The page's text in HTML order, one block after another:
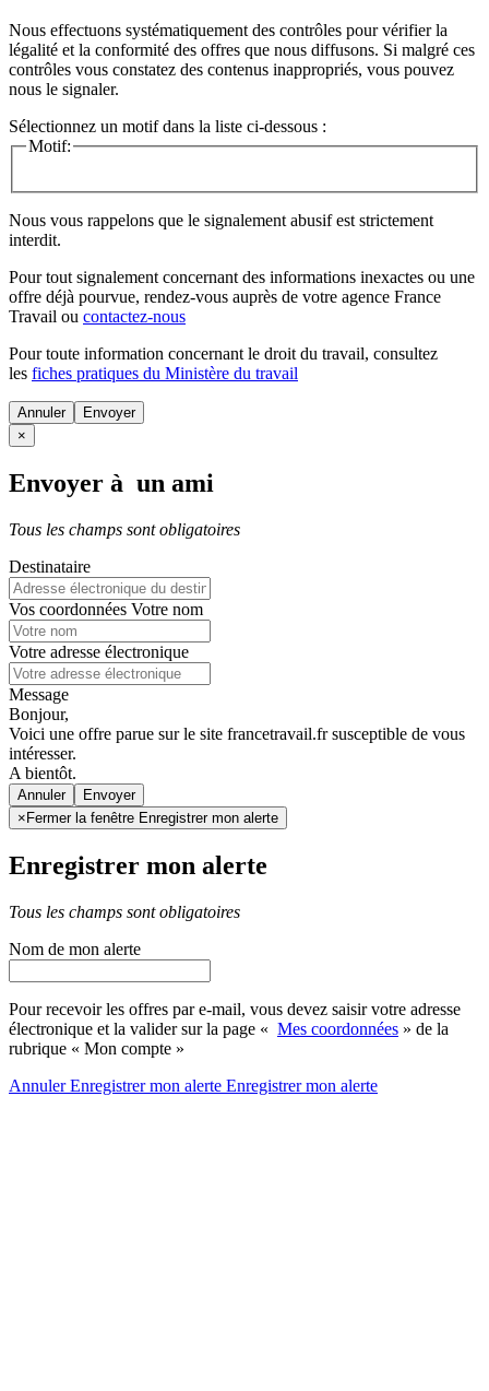
Nous effectuons systématiquement des contrôles pour vérifier la
légalité et la conformité des offres que nous diffusons. Si malgré ces
contrôles vous constatez des contenus inappropriés, vous pouvez
nous le signaler.
Sélectionnez un motif dans la liste ci-dessous :
Motif:
Nous vous rappelons que le signalement abusif est strictement
interdit.
Pour tout signalement concernant des informations inexactes ou une
offre déjà pourvue, rendez-vous auprès de votre agence France
Travail ou contactez-nous
Pour toute information concernant le droit du travail, consultez
les fiches pratiques du Ministère du travail
Annuler
×
Envoyer à un ami
Tous les champs sont obligatoires
Destinataire
Vos coordonnées Votre nom
Votre adresse électronique
Message
Bonjour,
Voici une offre parue sur le site francetravail.fr susceptible de vous
intéresser.
A bientôt.
Annuler
× Fermer la fenêtre Enregistrer mon alerte
Enregistrer mon alerte
Tous les champs sont obligatoires
Nom de mon alerte
Pour recevoir les offres par e-mail, vous devez saisir votre adresse
électronique et la valider sur la page « Mes coordonnées » de la
rubrique « Mon compte »
AnnulerEnregistrer mon alerte Enregistrermon alerte